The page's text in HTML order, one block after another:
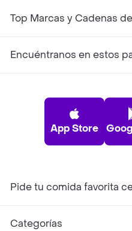
Top Marcas y Cadenas
Encuéntranos en estos
App Store
Pide tu comida favorita
Categorías